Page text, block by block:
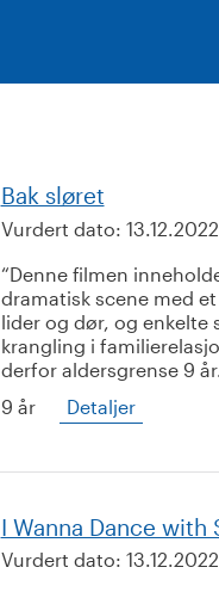
Bak sløret
Vurdert dato: 13.12.2022
Denne filmen
dramatisk scene med
lider og dør, og enkelte
krangling i
derfor aldersgrense 9 år.
9 år
Detaljer
I Wanna Dance with
Vurdert dato: 13.12.2022